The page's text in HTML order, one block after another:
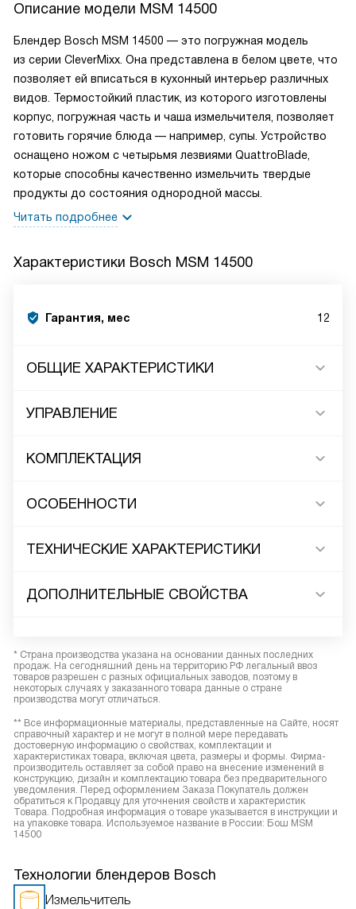
Описание модели MSM 14500
Блендер Bosch MSM 14500 — это погружная модель
из серии CleverMixx. Она представлена в белом цвете, что
позволяет ей вписаться в кухонный интерьер различных
видов. Термостойкий пластик, из которого изготовлены
корпус, погружная часть и чаша измельчителя, позволяет
готовить горячие блюда — например, супы. Устройство
оснащено ножом с четырьмя лезвиями QuattroBlade,
которые способны качественно измельчить твердые
продукты до состояния однородной массы.
Читать подробнее
Характеристики Bosch MSM 14500
Гарантия, мес 12
ОБЩИЕ ХАРАКТЕРИСТИКИ
УПРАВЛЕНИЕ
КОМПЛЕКТАЦИЯ
ОСОБЕННОСТИ
ТЕХНИЧЕСКИЕ ХАРАКТЕРИСТИКИ
ДОПОЛНИТЕЛЬНЫЕ СВОЙСТВА
* Страна производства указана на основании данных последних
продаж. На сегодняшний день на территорию РФ легальный ввоз
товаров разрешен с разных официальных заводов, поэтому в
некоторых случаях у заказанного товара данные о стране
производства могут отличаться.
** Все информационные материалы, представленные на Сайте, носят
справочный характер и не могут в полной мере передавать
достоверную информацию о свойствах, комплектации и
характеристиках товара, включая цвета, размеры и формы. Фирма-
производитель оставляет за собой право на внесение изменений в
конструкцию, дизайн и комплектацию товара без предварительного
уведомления. Перед оформлением Заказа Покупатель должен
обратиться к Продавцу для уточнения свойств и характеристик
Товара. Подробная информация о товаре указывается в инструкции и
на упаковке товара. Используемое название в России: Бош MSM
14500
Технологии блендеров Bosch
Измельчитель